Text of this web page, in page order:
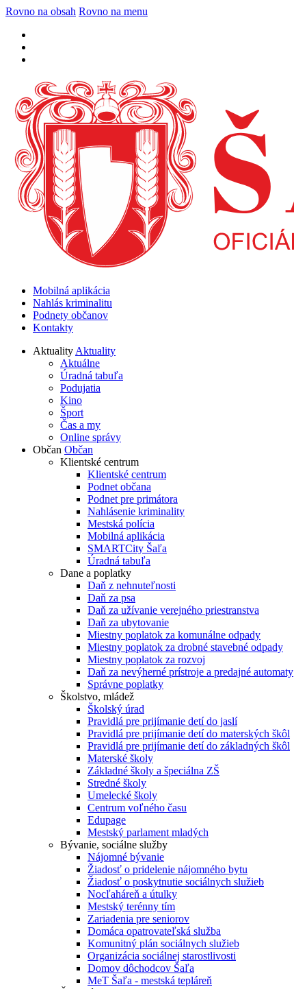
Rovno na obsah Rovno na menu
Mobilná aplikácia
Nahlás kriminalitu
Podnety občanov
Kontakty
AktualityAktuality
Aktuálne
Úradná tabuľa
Podujatia
Kino
Šport
Čas a my
Online správy
Občan Občan
Klientské centrum
Klientské centrum
Podnet občana
Podnet pre primátora
Nahlásenie kriminality
Mestská polícia
Mobilná aplikácia
SMARTCity Šaľa
Úradná tabuľa
Dane a poplatky
Daň z nehnuteľnosti
Daň za psa
Daň za užívanie verejného priestranstva
Daň za ubytovanie
Miestny poplatok za komunálne odpady
Miestny poplatok za drobné stavebné odpady
Miestny poplatok za rozvoj
Daň za nevýherné prístroje a predajné automaty
Správne poplatky
Školstvo, mládež
Školský úrad
Pravidlá pre prijímanie detí do jaslí
Pravidlá pre prijímanie detí do materských škôl
Pravidlá pre prijímanie detí do základných škôl
Materské školy
Základné školy a špeciálna ZŠ
Stredné školy
Umelecké školy
Centrum voľného času
Edupage
Mestský parlament mladých
Bývanie, sociálne služby
Nájomné bývanie
Žiadosť o pridelenie nájomného bytu
Žiadosť o poskytnutie sociálnych služieb
Nocľaháreň a útulky
Mestský terénny tím
Zariadenia pre seniorov
Domáca opatrovateľská služba
Komunitný plán sociálnych služieb
Organizácia sociálnej starostlivosti
Domov dôchodcov Šaľa
MeT Šaľa - mestská tepláreň